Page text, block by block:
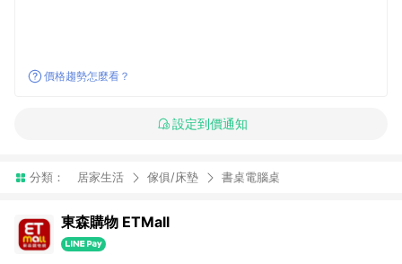
價格趨勢怎麼看？
設定到價通知
分類： 居家生活 傢俱/床墊 書桌電腦桌
東森購物 ETMall